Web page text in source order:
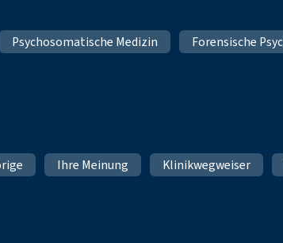
Psychosomatische Medizin Forensische
Ihre Meinung Klinikwegweiser